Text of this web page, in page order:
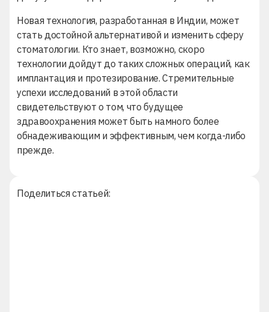
Новая технология, разработанная в Индии, может
стать достойной альтернативой и изменить сферу
стоматологии. Кто знает, возможно, скоро
технологии дойдут до таких сложных операций, как
имплантация и протезирование. Стремительные
успехи исследований в этой области
свидетельствуют о том, что будущее
здравоохранения может быть намного более
обнадеживающим и эффективным, чем когда-либо
прежде.
Поделиться статьей: